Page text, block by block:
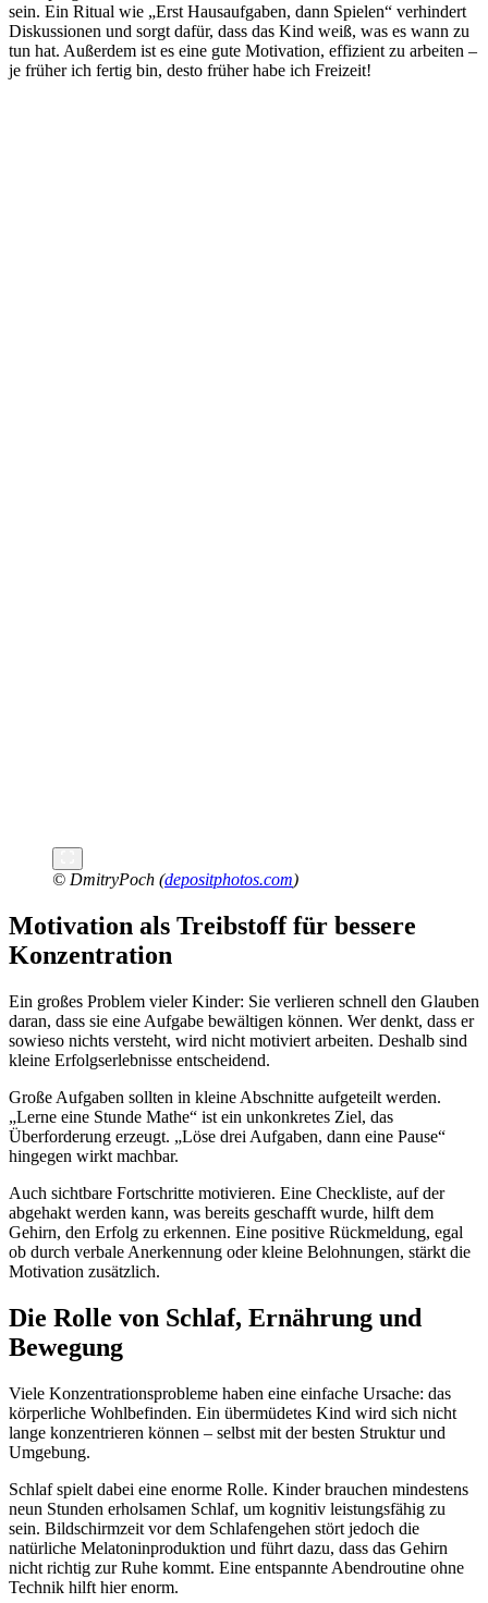
sein. Ein Ritual wie „Erst Hausaufgaben, dann Spielen“ verhindert
Diskussionen und sorgt dafür, dass das Kind weiß, was es wann zu
tun hat. Außerdem ist es eine gute Motivation, effizient zu arbeiten –
je früher ich fertig bin, desto früher habe ich Freizeit!
© DmitryPoch (depositphotos.com)
Motivation als Treibstoff für bessere
Konzentration
Ein großes Problem vieler Kinder: Sie verlieren schnell den Glauben
daran, dass sie eine Aufgabe bewältigen können. Wer denkt, dass er
sowieso nichts versteht, wird nicht motiviert arbeiten. Deshalb sind
kleine Erfolgserlebnisse entscheidend.
Große Aufgaben sollten in kleine Abschnitte aufgeteilt werden.
„Lerne eine Stunde Mathe“ ist ein unkonkretes Ziel, das
Überforderung erzeugt. „Löse drei Aufgaben, dann eine Pause“
hingegen wirkt machbar.
Auch sichtbare Fortschritte motivieren. Eine Checkliste, auf der
abgehakt werden kann, was bereits geschafft wurde, hilft dem
Gehirn, den Erfolg zu erkennen. Eine positive Rückmeldung, egal
ob durch verbale Anerkennung oder kleine Belohnungen, stärkt die
Motivation zusätzlich.
Die Rolle von Schlaf, Ernährung und
Bewegung
Viele Konzentrationsprobleme haben eine einfache Ursache: das
körperliche Wohlbefinden. Ein übermüdetes Kind wird sich nicht
lange konzentrieren können – selbst mit der besten Struktur und
Umgebung.
Schlaf spielt dabei eine enorme Rolle. Kinder brauchen mindestens
neun Stunden erholsamen Schlaf, um kognitiv leistungsfähig zu
sein. Bildschirmzeit vor dem Schlafengehen stört jedoch die
natürliche Melatoninproduktion und führt dazu, dass das Gehirn
nicht richtig zur Ruhe kommt. Eine entspannte Abendroutine ohne
Technik hilft hier enorm.